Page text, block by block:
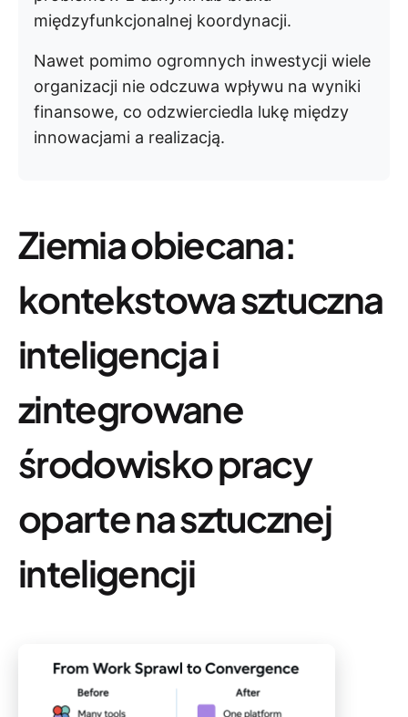
międzyfunkcjonalnej koordynacji.
Nawet pomimo ogromnych inwestycji wiele
organizacji nie odczuwa wpływu na wyniki
finansowe, co odzwierciedla lukę między
innowacjami a realizacją.
Ziemia obiecana:
kontekstowa sztuczna
inteligencja i
zintegrowane
środowisko pracy
oparte na sztucznej
inteligencji